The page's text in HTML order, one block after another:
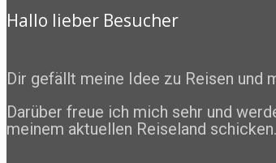
Hallo lieber Besucher
Dir gefällt meine Idee zu Reisen und
Darüber freue ich mich sehr und
meinem aktuellen Reiseland schicken.